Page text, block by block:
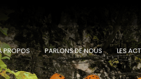
PROPOS PARLONS DE NOUS LES